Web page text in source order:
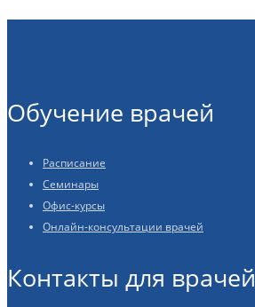
Обучение врачей
Расписание
Семинары
Офис-курсы
Онлайн-консультации врачей
Контакты для врачей